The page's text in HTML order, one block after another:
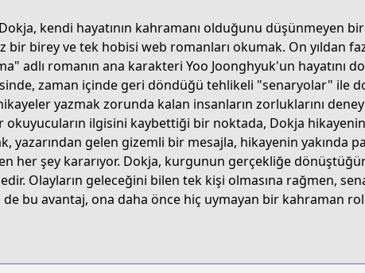
reader-s-viewpoint
reader/list?title_no=2582
kendi hayatının kahramanı olduğunu düşünmeyen
bir birey ve tek hobisi web romanları okumak. On yıldan
adlı romanın ana karakteri Yoo Joonghyuk'un hayatını
zaman içinde geri döndüğü tehlikeli "senaryolar" ile
yazmak zorunda kalan insanların zorluklarını
okuyucuların ilgisini kaybettiği bir noktada, Dokja
yazarından gelen gizemli bir mesajla, hikayenin yakında
her şey kararıyor. Dokja, kurgunun gerçekliğe
Olayların geleceğini bilen tek kişi olmasına rağmen,
de bu avantaj, ona daha önce hiç uymayan bir kahraman